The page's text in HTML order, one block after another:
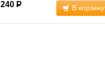
240 Р В корзину